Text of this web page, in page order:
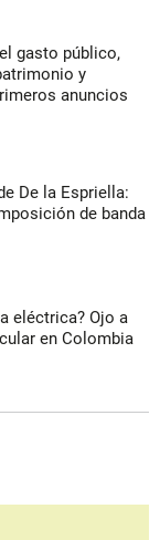
gasto público,
y
anuncios
De la Espriella:
de banda
eléctrica? Ojo a
en Colombia